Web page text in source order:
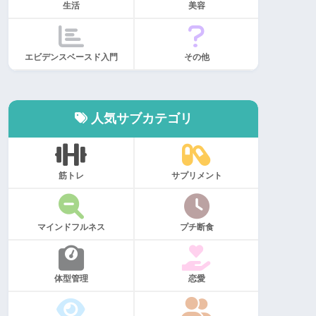
生活 美容
エビデンスベースド入門 その他
人気サブカテゴリ
筋トレ サプリメント
マインドフルネス プチ断食
体型管理 恋愛